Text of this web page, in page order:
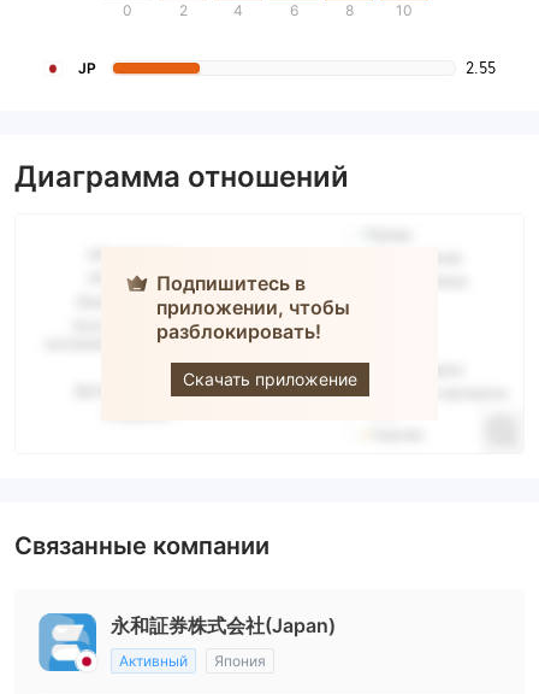
0 2 4 6 8 10
JP 2.55
Диаграмма отношений
Подпишитесь в
приложении, чтобы
разблокировать!
Скачать приложение
Eiwa
Securities
Связанные компании
永和証券株式会社(Japan)
Активный Япония